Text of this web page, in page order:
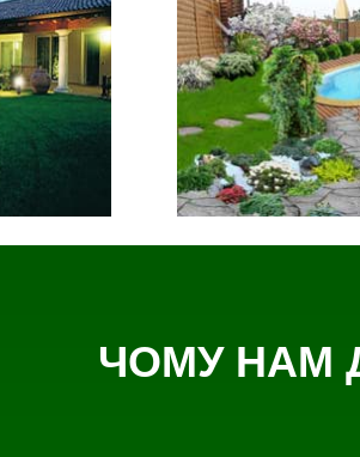
ЧОМУ НАМ